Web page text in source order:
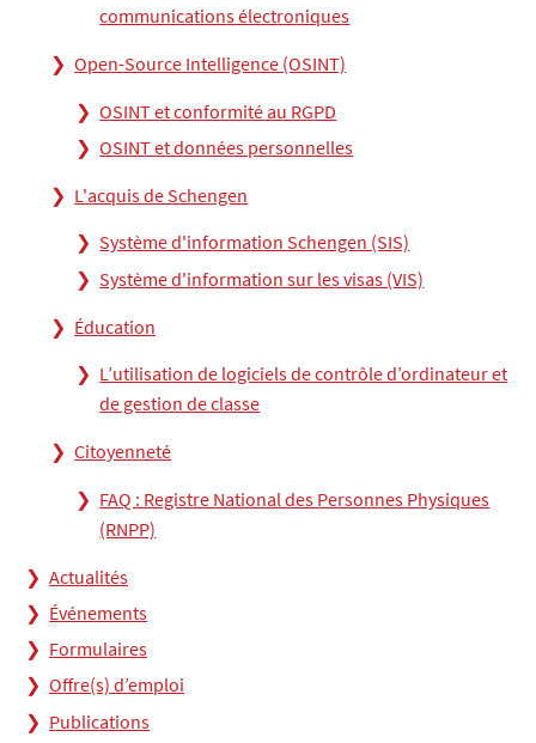
communications électroniques
Open-Source Intelligence (OSINT)
OSINT et conformité au RGPD
OSINT et données personnelles
L'acquis de Schengen
Système d'information Schengen (SIS)
Système d'information sur les visas (VIS)
Éducation
L’utilisation de logiciels de contrôle d’ordinateur et
de gestion de classe
Citoyenneté
FAQ : Registre National des Personnes Physiques
(RNPP)
Actualités
Événements
Formulaires
Offre(s) d’emploi
Publications